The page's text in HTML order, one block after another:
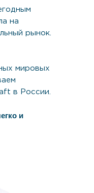
на
рынок.
мировых
в России.
и